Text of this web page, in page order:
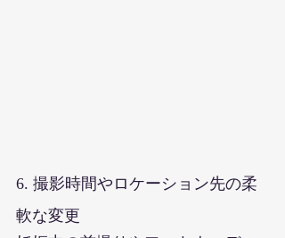
6. 撮影時間やロケーション先の柔
軟な変更